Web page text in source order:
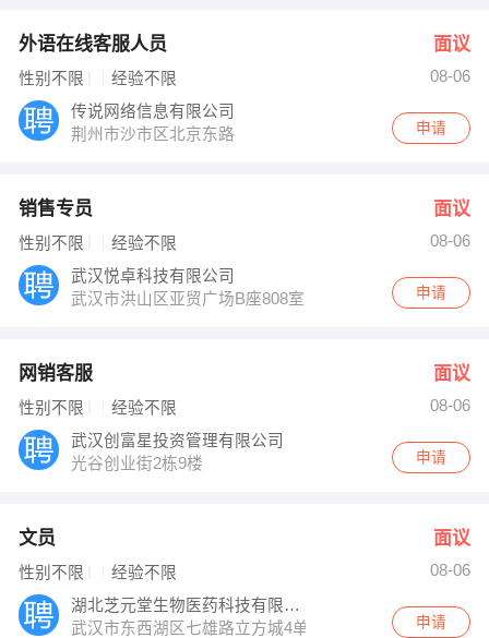
外语在线客服人员 面议
性别不限 经验不限
08-06
传说网络信息有限公司
荆州市沙市区北京东路
申请
销售专员 面议
性别不限 经验不限
08-06
武汉悦卓科技有限公司
武汉市洪山区亚贸广场B座808室
申请
网销客服 面议
性别不限 经验不限
08-06
武汉创富星投资管理有限公司
光谷创业街2栋9楼
申请
文员 面议
性别不限 经验不限
08-06
湖北芝元堂生物医药科技有限公司
武汉市东西湖区七雄路立方城4单元704室
申请